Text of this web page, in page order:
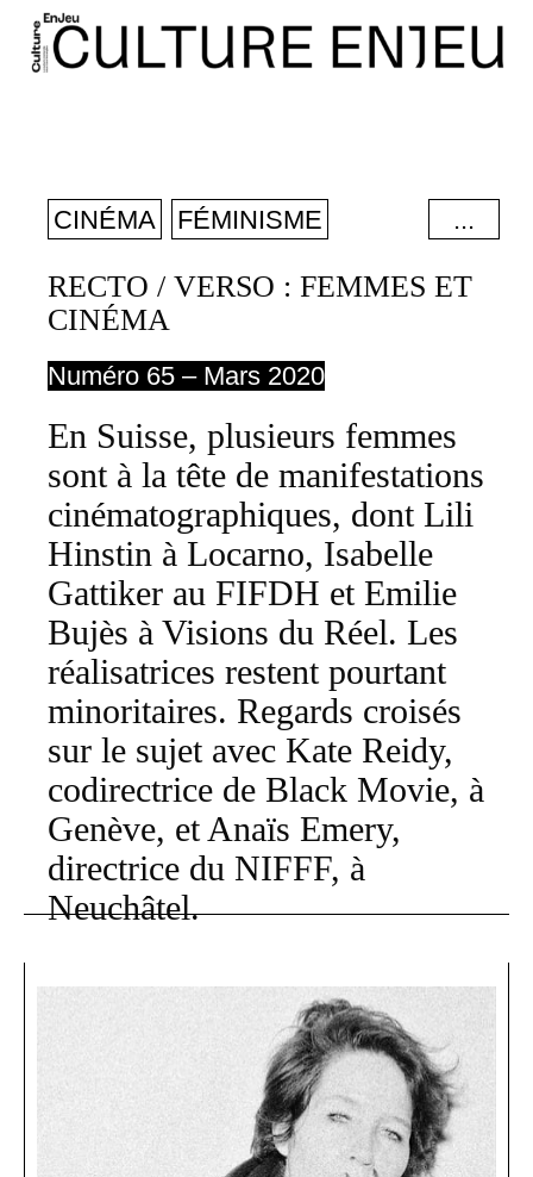
...
CINÉMA
FÉMINISME
FESTIVALS
INCLUSIVITÉ
PARITÉ
RECTO / VERSO : FEMMES ET
CINÉMA
Numéro 65 – Mars 2020
En Suisse, plusieurs femmes
sont à la tête de manifestations
cinématographiques, dont Lili
Hinstin à Locarno, Isabelle
Gattiker au FIFDH et Emilie
Bujès à Visions du Réel. Les
réalisatrices restent pourtant
minoritaires. Regards croisés
sur le sujet avec Kate Reidy,
codirectrice de Black Movie, à
Genève, et Anaïs Emery,
directrice du NIFFF, à
Neuchâtel.